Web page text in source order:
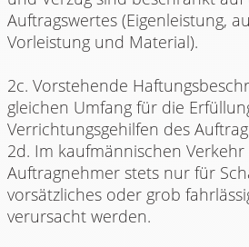
Auftragswertes (Eigenleistung,
Vorleistung und Material).
2c. Vorstehende
gleichen Umfang für die
Verrichtungsgehilfen des
2d. Im kaufmännischen
Auftragnehmer stets nur für
vorsätzliches oder grob
verursacht werden.